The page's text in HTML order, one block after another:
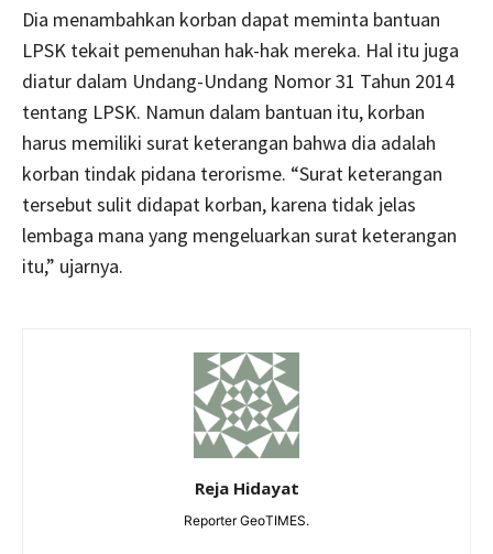
Dia menambahkan korban dapat meminta bantuan
LPSK tekait pemenuhan hak-hak mereka. Hal itu juga
diatur dalam Undang-Undang Nomor 31 Tahun 2014
tentang LPSK. Namun dalam bantuan itu, korban
harus memiliki surat keterangan bahwa dia adalah
korban tindak pidana terorisme. “Surat keterangan
tersebut sulit didapat korban, karena tidak jelas
lembaga mana yang mengeluarkan surat keterangan
itu,” ujarnya.
Reja Hidayat
Reporter GeoTIMES.